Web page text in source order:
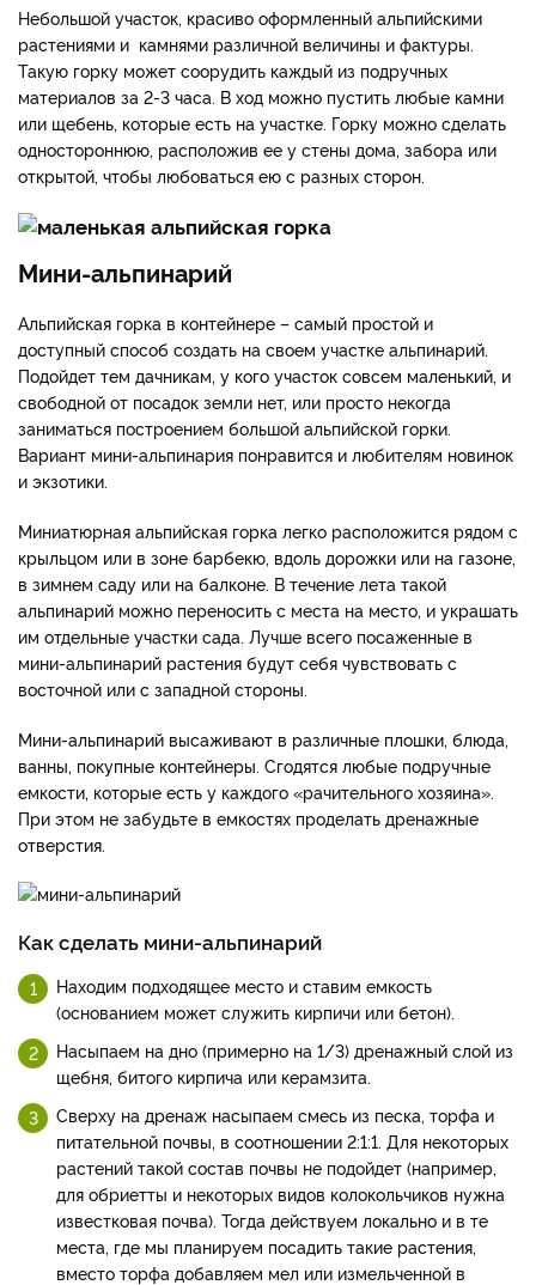
Небольшой участок, красиво оформленный альпийскими
растениями и камнями различной величины и фактуры.
Такую горку может соорудить каждый из подручных
материалов за 2-3 часа. В ход можно пустить любые камни
или щебень, которые есть на участке. Горку можно сделать
одностороннюю, расположив ее у стены дома, забора или
открытой, чтобы любоваться ею с разных сторон.
Мини-альпинарий
Альпийская горка в контейнере – самый простой и
доступный способ создать на своем участке альпинарий.
Подойдет тем дачникам, у кого участок совсем маленький, и
свободной от посадок земли нет, или просто некогда
заниматься построением большой альпийской горки.
Вариант мини-альпинария понравится и любителям новинок
и экзотики.
Миниатюрная альпийская горка легко расположится рядом с
крыльцом или в зоне барбекю, вдоль дорожки или на газоне,
в зимнем саду или на балконе. В течение лета такой
альпинарий можно переносить с места на место, и украшать
им отдельные участки сада. Лучше всего посаженные в
мини-альпинарий растения будут себя чувствовать с
восточной или с западной стороны.
Мини-альпинарий высаживают в различные плошки, блюда,
ванны, покупные контейнеры. Сгодятся любые подручные
емкости, которые есть у каждого «рачительного хозяина».
При этом не забудьте в емкостях проделать дренажные
отверстия.
Как сделать мини-альпинарий
Находим подходящее место и ставим емкость
(основанием может служить кирпичи или бетон).
Насыпаем на дно (примерно на 1/3) дренажный слой из
щебня, битого кирпича или керамзита.
Сверху на дренаж насыпаем смесь из песка, торфа и
питательной почвы, в соотношении 2:1:1. Для некоторых
растений такой состав почвы не подойдет (например,
для обриетты и некоторых видов колокольчиков нужна
известковая почва). Тогда действуем локально и в те
места, где мы планируем посадить такие растения,
вместо торфа добавляем мел или измельченной в